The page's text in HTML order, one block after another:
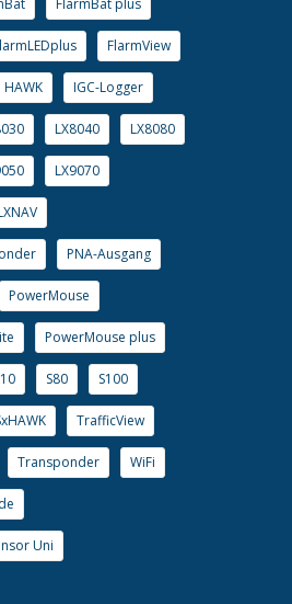
FlarmBat plus
FlarmView
HAWK IGC-Logger
LX8040 LX8080
LX9070
PNA-Ausgang
PowerMouse
PowerMouse plus
S80 S100
TrafficView
Transponder WiFi
Uni